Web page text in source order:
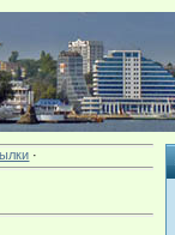
·